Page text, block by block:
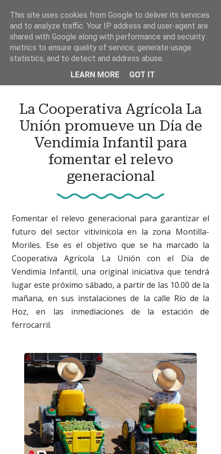
contenido
principal
La Cooperativa Agrícola La
Unión promueve un Día de
Vendimia Infantil para
fomentar el relevo
generacional
Fomentar el relevo generacional para garantizar el
futuro del sector vitivinícola en la zona Montilla-
Moriles. Ese es el objetivo que se ha marcado la
Cooperativa Agrícola La Unión con el Día de
Vendimia Infantil, una original iniciativa que tendrá
lugar este próximo sábado, a partir de las 10.00 de la
mañana, en sus instalaciones de la calle Río de la
Hoz, en las inmediaciones de la estación de
ferrocarril.
This site uses cookies from Google to deliver its services
and to analyze traffic. Your IP address and user-agent are
shared with Google along with performance and security
metrics to ensure quality of service, generate usage
statistics, and to detect and address abuse.
LEARN MORE
GOT IT